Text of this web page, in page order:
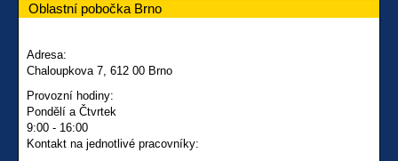
Oblastní pobočka Brno
Adresa:
Chaloupkova 7, 612 00 Brno
Provozní hodiny:
Pondělí a Čtvrtek
9:00 - 16:00
Kontakt na jednotlivé pracovníky: